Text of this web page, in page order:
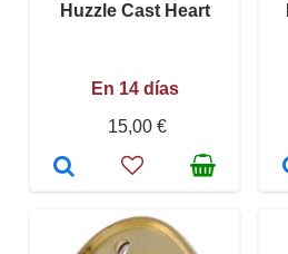
Huzzle Cast Heart
En 14 días
15,00 €